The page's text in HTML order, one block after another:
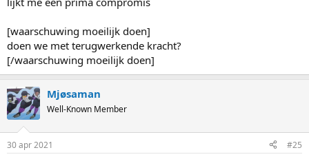
[waarschuwing moeilijk doen]
doen we met terugwerkende kracht?
[/waarschuwing moeilijk doen]
Mjøsaman
Well-Known Member
30 apr 2021 #25